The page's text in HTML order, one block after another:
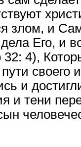
злом, и
Его, и
4),
своего
и
и тени